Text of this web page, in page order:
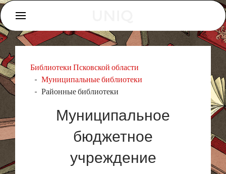
Библиотеки Псковской области
Муниципальные библиотеки
Районные библиотеки
Муниципальное
бюджетное
учреждение